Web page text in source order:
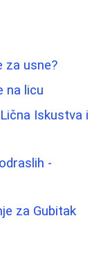
za usne?
na licu
Iskustva i
-
za Gubitak